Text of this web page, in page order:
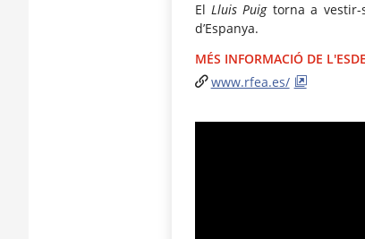
El Lluis Puigtorna a vestir-
d’Espanya.
MÉS INFORMACIÓ DE
www.rfea.es/